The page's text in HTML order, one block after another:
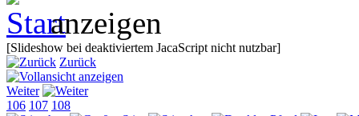
[Slideshow bei deaktiviertem JacaScript nicht nutzbar]
Zurück
Weiter
106 107 108